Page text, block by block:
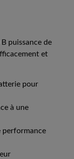
puissance de
et
pour
à une
performance